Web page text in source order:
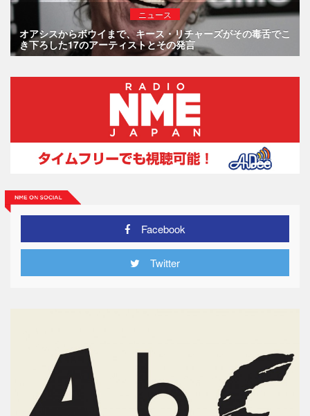
ニュース
オアシスからボウイまで、キース・リチャーズがその毒舌でこ
き下ろした17のアーティストとその発言
Facebook
Twitter